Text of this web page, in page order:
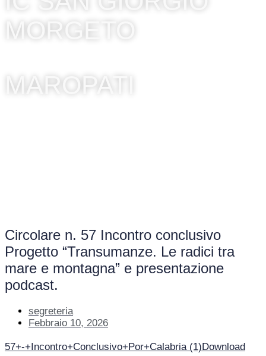
MORGETO
MAROPATI
Circolare n. 57 Incontro conclusivo
Progetto “Transumanze. Le radici tra
mare e montagna” e presentazione
podcast.
segreteria
Febbraio 10, 2026
57+-+Incontro+Conclusivo+Por+Calabria (1)Download